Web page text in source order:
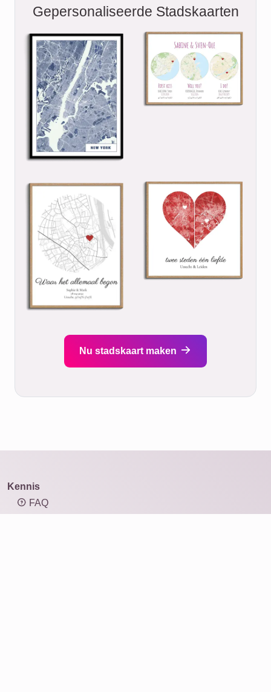
Gepersonaliseerde Stadskaarten
Nu stadskaart maken
Kennis
FAQ